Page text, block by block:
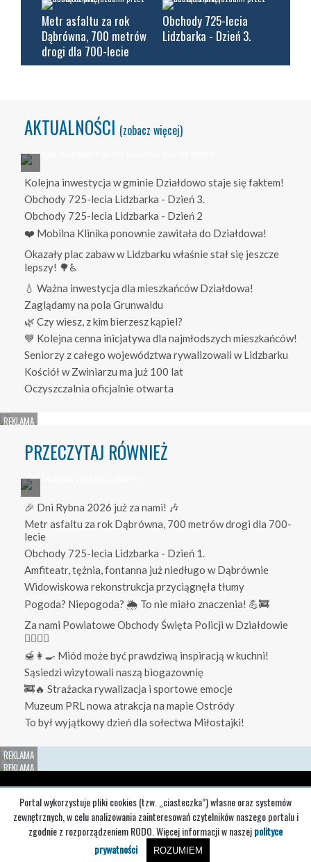
Metr asfaltu za rok
Dąbrówna, 700 metrów
drogi dla 700-lecie
Obchody 725-lecia
Lidzbarka - Dzień 3.
AKTUALNOŚCI (zobacz więcej)
Kolejna inwestycja w gminie Działdowo staje się faktem!
Obchody 725-lecia Lidzbarka - Dzień 3.
Obchody 725-lecia Lidzbarka - Dzień 2
❤️ Mobilna Klinika ponownie zawitała do Działdowa!
Okazały plac zabaw w Lidzbarku właśnie stał się jeszcze
lepszy! 🌳♿
💧 Ważna inwestycja dla mieszkańców Działdowa!
Zaglądamy na pola Grunwaldu
🌿 Czy wiesz, z kim bierzesz kąpiel?
💙 Kolejna cenna inicjatywa dla najmłodszych mieszkańców!
Seniorzy z całego województwa rywalizowali w Lidzbarku
Kościół w Zwiniarzu ma już 100 lat
Oczyszczalnia oficjalnie otwarta
PRZECZYTAJ RÓWNIEŻ
🎉 Dni Rybna 2026 już za nami! 🎶
Metr asfaltu za rok Dąbrówna, 700 metrów drogi dla 700-
lecie
Obchody 725-lecia Lidzbarka - Dzień 1.
Amfiteatr, tężnia, fontanna już niedługo w Dąbrównie
Widowiskowa rekonstrukcja przyciągnęła tłumy
Pogoda? Niepogoda? 🌦️ To nie miało znaczenia! 💪🚒
Za nami Powiatowe Obchody Święta Policji w Działdowie
👮‍♀️👮‍♂️
🍯👩‍🍳 Miód może być prawdziwą inspiracją w kuchni!
Sąsiedzi wizytowali naszą biogazownię
🚒🔥 Strażacka rywalizacja i sportowe emocje
Muzeum PRL nowa atrakcja na mapie Ostródy
To był wyjątkowy dzień dla sołectwa Miłostajki!
Regulaminy Regulamin portalu Polityka prywatności
© MD 2010-2024
Portal wykorzystuje pliki cookies (tzw. „ciasteczka”) własne oraz systemów
zewnętrznych, w celu analizowania zainteresowań czytelników naszego portalu i
zgodnie z rozporządzeniem RODO. Więcej informacji w naszejpolityce
prywatności
ROZUMIEM